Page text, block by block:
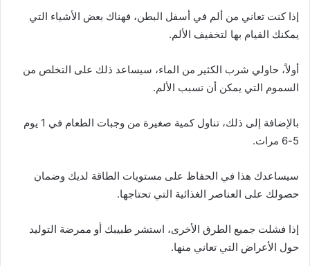
إذا كنت تعاني من ألم في أسفل البطن، فهناك بعض الأشياء التي
يمكنك القيام بها لتخفيف الألم.
أولاً، حاولي شرب الكثير من الماء، سيساعد ذلك على التخلص من
السموم التي يمكن أن تسبب الألم.
بالإضافة إلى ذلك، تناول كمية صغيرة من وجبات الطعام في 1 يوم
5-6 مرات.
سيساعدك هذا في الحفاظ على مستويات الطاقة لديك وضمان
حصولك على العناصر الغذائية التي تحتاجها.
إذا فشلت جميع الطرق الأخرى، استشر طبيبك أو ممرضة التوليد
حول الأعراض التي تعاني منها.